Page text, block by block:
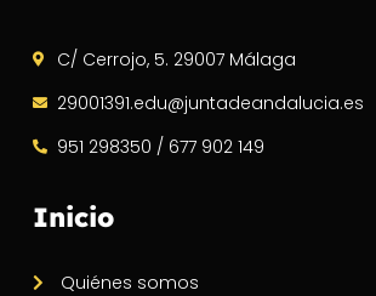
C/ Cerrojo, 5. 29007 Málaga
29001391.edu@juntadeandalucia.es
951 298350 / 677 902 149
Inicio
Quiénes somos